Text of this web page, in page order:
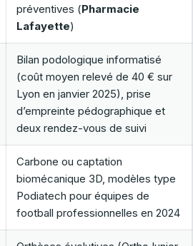
préventives (Pharmacie
Lafayette)
Bilan podologique informatisé
(coût moyen relevé de 40 € sur
Lyon en janvier 2025), prise
d’empreinte pédographique et
deux rendez-vous de suivi
Carbone ou captation
biomécanique 3D, modèles type
Podiatech pour équipes de
football professionnelles en 2024